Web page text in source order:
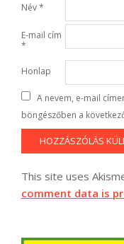
Név*
E-mail cím
*
Honlap
A nevem, e-mail
böngészőben a
This site uses
comment data is